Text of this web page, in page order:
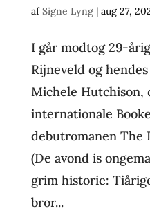
afSigne Lyng| aug 27,
I går modtog 29-
Rijneveld og
Michele Hutchison,
internationale
debutromanen The
(De avond is
grim historie:
bror...